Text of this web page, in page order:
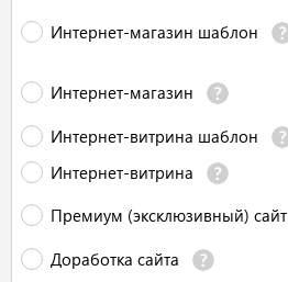
Интернет-магазин шаблон
Интернет-магазин
Интернет-витрина шаблон
Интернет-витрина
Премиум (эксклюзивный) сайт
Доработка сайта